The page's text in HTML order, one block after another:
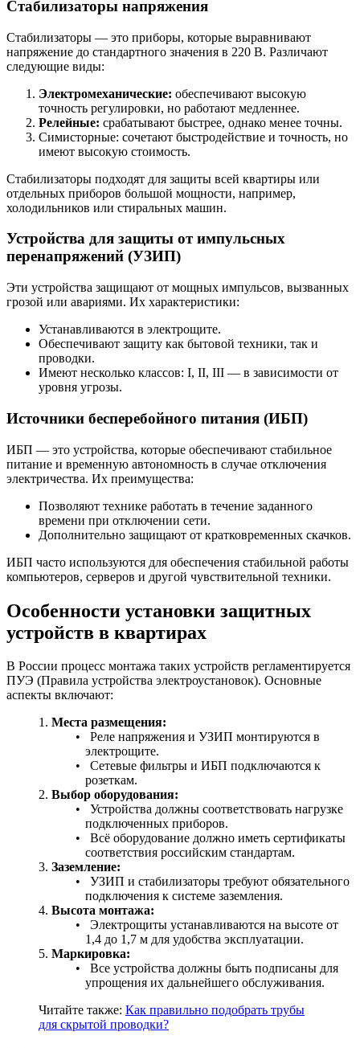
Стабилизаторы напряжения
Стабилизаторы — это приборы, которые выравнивают
напряжение до стандартного значения в 220 В. Различают
следующие виды:
Электромеханические: обеспечивают высокую
точность регулировки, но работают медленнее.
Релейные: срабатывают быстрее, однако менее точны.
Симисторные: сочетают быстродействие и точность, но
имеют высокую стоимость.
Стабилизаторы подходят для защиты всей квартиры или
отдельных приборов большой мощности, например,
холодильников или стиральных машин.
Устройства для защиты от импульсных
перенапряжений (УЗИП)
Эти устройства защищают от мощных импульсов, вызванных
грозой или авариями. Их характеристики:
Устанавливаются в электрощите.
Обеспечивают защиту как бытовой техники, так и
проводки.
Имеют несколько классов: I, II, III — в зависимости от
уровня угрозы.
Источники бесперебойного питания (ИБП)
ИБП — это устройства, которые обеспечивают стабильное
питание и временную автономность в случае отключения
электричества. Их преимущества:
Позволяют технике работать в течение заданного
времени при отключении сети.
Дополнительно защищают от кратковременных скачков.
ИБП часто используются для обеспечения стабильной работы
компьютеров, серверов и другой чувствительной техники.
Особенности установки защитных
устройств в квартирах
В России процесс монтажа таких устройств регламентируется
ПУЭ (Правила устройства электроустановок). Основные
аспекты включают:
Места размещения:
Реле напряжения и УЗИП монтируются в
электрощите.
Сетевые фильтры и ИБП подключаются к
розеткам.
Выбор оборудования:
Устройства должны соответствовать нагрузке
подключенных приборов.
Всё оборудование должно иметь сертификаты
соответствия российским стандартам.
Заземление:
УЗИП и стабилизаторы требуют обязательного
подключения к системе заземления.
Высота монтажа:
Электрощиты устанавливаются на высоте от
1,4 до 1,7 м для удобства эксплуатации.
Маркировка:
Все устройства должны быть подписаны для
упрощения их дальнейшего обслуживания.
Читайте также: Как правильно подобрать трубы
для скрытой проводки?